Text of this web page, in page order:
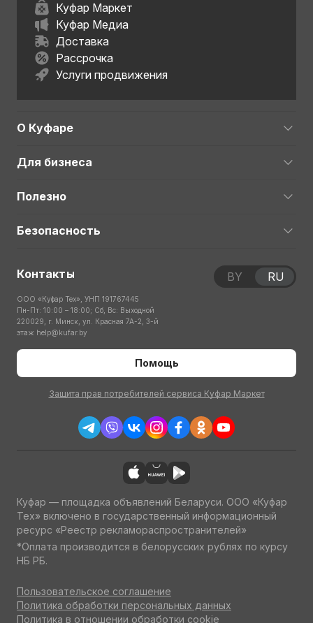
Куфар Маркет
Куфар Медиа
Доставка
Рассрочка
Услуги продвижения
О Куфаре
Для бизнеса
Полезно
Безопасность
Контакты
ООО «Куфар Тех», УНП 191767445
Пн-Пт: 10:00 – 18:00; Сб, Вс: Выходной
220029, г. Минск, ул. Красная 7А-2, 3-й
этаж help@kufar.by
Помощь
Защита прав потребителей сервиса Куфар Маркет
BY RU
Куфар — площадка объявлений Беларуси. ООО «Куфар
Тех» включено в государственный информационный
ресурс «Реестр рекламораспространителей»
*Оплата производится в белорусских рублях по курсу
НБ РБ.
Пользовательское соглашение
Политика обработки персональных данных
Политика в отношении обработки cookie